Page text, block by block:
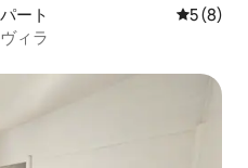
ート レビュー
5 (8)
ィラ